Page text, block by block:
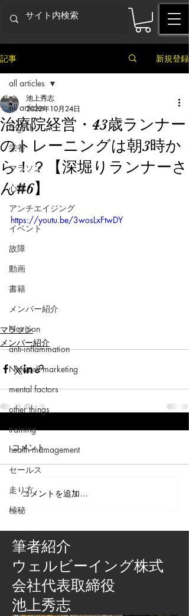
記事 新規登録
all articles
English
栄養
マラソン
心理
アンチエイジング
イベント
故障
動画
書籍
メンバー紹介
Nutrition
anti-inflammation
Network marketing
mental factors
other things
training
health mamagement
セールス
走り方
極秘
all articles
治療院経営・43歳ランナー
のトレーニングは朝3時か
ら！？【深堀りランナーさ
ん#6】
池上秀志
2022年10月24日
https://youtu.be/3wosLxFtwDY
マラソン
メンバー紹介
コメント
コメントを追加…
筆者紹介
​ウェルビーイング株式
会社代表取締役
池上秀志